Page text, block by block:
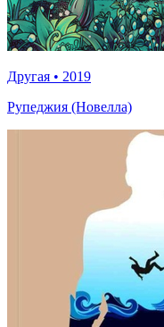
Другая • 2019
Рупеджия (Новелла)